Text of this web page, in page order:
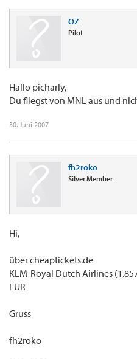
OZ
Pilot
Hallo picharly,
Du fliegst von MNL aus und
30. Juni 2007
fh2roko
Silver Member
Hi,
über cheaptickets.de
KLM-Royal Dutch Airlines
EUR
Gruss
fh2roko